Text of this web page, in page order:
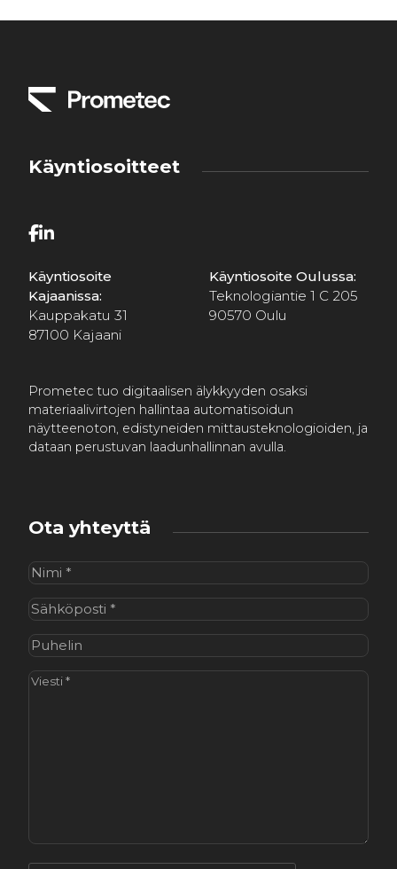
Käyntiosoitteet
Käyntiosoite
Kajaanissa:
Kauppakatu 31
87100 Kajaani
Käyntiosoite Oulussa:
Teknologiantie 1 C 205
90570 Oulu
Prometec tuo digitaalisen älykkyyden osaksi
materiaalivirtojen hallintaa automatisoidun
näytteenoton, edistyneiden mittausteknologioiden, ja
dataan perustuvan laadunhallinnan avulla.
Ota yhteyttä
Nimi(Pakollinen)
Sähköposti(Pakollinen)
Puhelin
Viesti(Pakollinen)